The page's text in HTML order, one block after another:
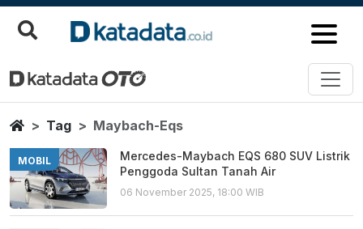
Maybach Eqs
Berita Terbaru
HomeTag Maybach-Eqs
MOBIL
Mercedes-Maybach EQS 680 SUV Listrik
Penggoda Sultan Tanah Air
06 November 2025, 18:00 WIB